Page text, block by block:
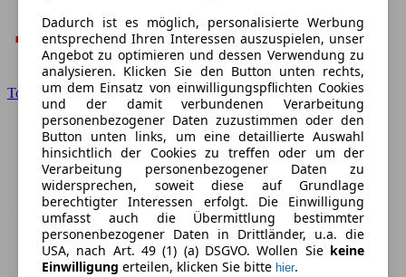
Toyota
Dadurch ist es möglich, personalisierte Werbung
entsprechend Ihren Interessen auszuspielen, unser
Angebot zu optimieren und dessen Verwendung zu
analysieren. Klicken Sie den Button unten rechts,
um dem Einsatz von einwilligungspflichten Cookies
und der damit verbundenen Verarbeitung
personenbezogener Daten zuzustimmen oder den
Button unten links, um eine detaillierte Auswahl
hinsichtlich der Cookies zu treffen oder um der
Verarbeitung personenbezogener Daten zu
widersprechen, soweit diese auf Grundlage
berechtigter Interessen erfolgt. Die Einwilligung
umfasst auch die Übermittlung bestimmter
personenbezogener Daten in Drittländer, u.a. die
USA, nach Art. 49 (1) (a) DSGVO. Wollen Sie keine
Einwilligung erteilen, klicken Sie bitte hier.